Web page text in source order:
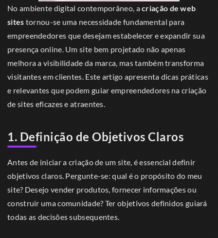
No ambiente digital contemporâneo, acriação de web
sites tornou-se uma necessidade fundamental para
empreendedores que desejam estabelecer e expandir sua
presença online. Um site bem projetado não apenas
melhora a visibilidade da marca, mas também transforma
visitantes em clientes. Este artigo apresenta dicas práticas
e relevantes que podem guiar empreendedores na criação
de sites eficazes e atraentes.
1. Definição de Objetivos Claros
Antes de iniciar a criação de um site, é essencial definir
objetivos claros. Pergunte-se: qual é o propósito do meu
site? Desejo vender produtos, fornecer informações ou
construir uma comunidade? Ter objetivos definidos guiará
todas as decisões subsequentes.